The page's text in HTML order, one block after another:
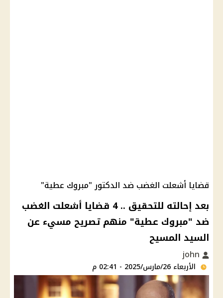
قضايا أشعلت الغضب ضد الدكتور "مبروك عطية"
بعد إحالته للتحقيق .. 4 قضايا أشعلت الغضب
ضد "مبروك عطية" منهم تصريح مسيء عن
السيد المسيح
الأربعاء 26/مارس/2025 - 02:41 م